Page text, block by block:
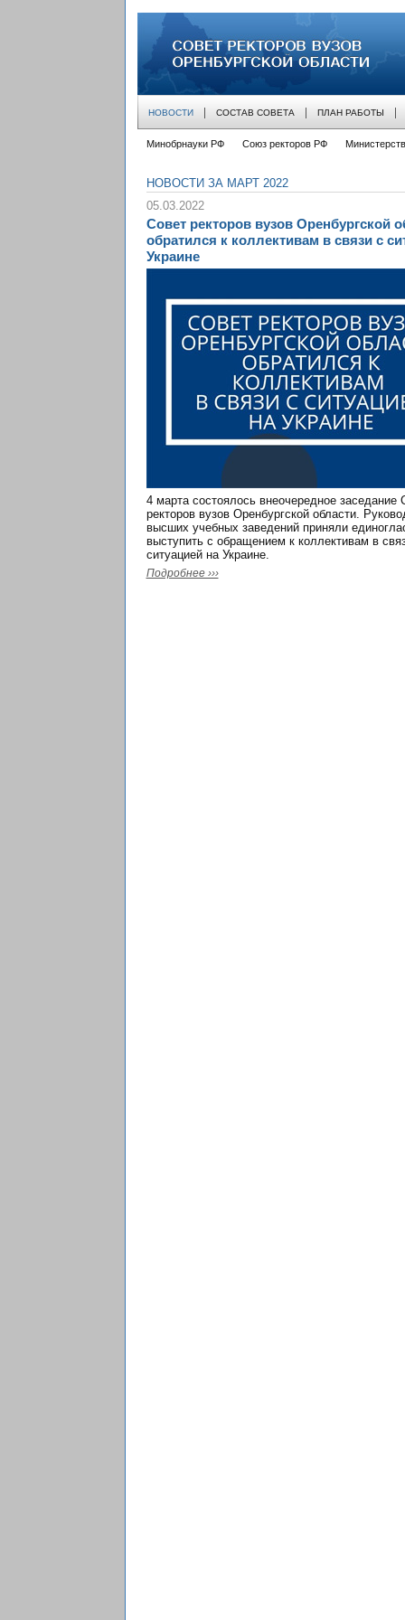
совет ректоров вузов оренбургской
НОВОСТИ СОСТАВ СОВЕТА ПЛАН РАБОТЫ
Минобрнауки РФ Союз ректоров РФ
НОВОСТИ ЗА МАРТ 2022
05.03.2022
Совет ректоров вузов Оренбургской
обратился к коллективам в связи с
Украине
4 марта состоялось внеочередное заседание
ректоров вузов Оренбургской области.
высших учебных заведений приняли
выступить с обращением к коллективам в
ситуацией на Украине.
Подробнее ›››